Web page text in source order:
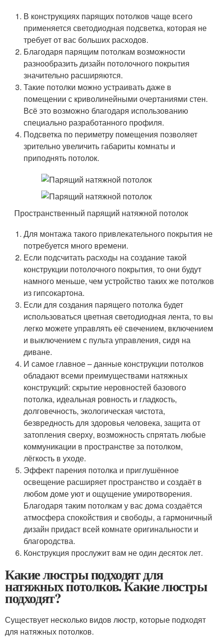
В конструкциях парящих потолков чаще всего
применяется светодиодная подсветка, которая не
требует от вас больших расходов.
Благодаря парящим потолкам возможности
разнообразить дизайн потолочного покрытия
значительно расширяются.
Такие потолки можно устраивать даже в
помещении с криволинейными очертаниями стен.
Всё это возможно благодаря использованию
специально разработанного профиля.
Подсветка по периметру помещения позволяет
зрительно увеличить габариты комнаты и
приподнять потолок.
Пространственный парящий натяжной потолок
Для монтажа такого привлекательного покрытия не
потребуется много времени.
Если подсчитать расходы на создание такой
конструкции потолочного покрытия, то они будут
намного меньше, чем устройство таких же потолков
из гипсокартона.
Если для создания парящего потолка будет
использоваться цветная светодиодная лента, то вы
легко можете управлять её свечением, включением
и выключением с пульта управления, сидя на
диване.
И самое главное – данные конструкции потолков
обладают всеми преимуществами натяжных
конструкций: скрытие неровностей базового
потолка, идеальная ровность и гладкость,
долговечность, экологическая чистота,
безвредность для здоровья человека, защита от
затопления сверху, возможность спрятать любые
коммуникации в пространстве за потолком,
лёгкость в уходе.
Эффект парения потолка и приглушённое
освещение расширяет пространство и создаёт в
любом доме уют и ощущение умиротворения.
Благодаря таким потолкам у вас дома создаётся
атмосфера спокойствия и свободы, а гармоничный
дизайн придаст всей комнате оригинальности и
благородства.
Конструкция прослужит вам не один десяток лет.
Какие люстры подходят для
натяжных потолков. Какие люстры
подходят?
Существует несколько видов люстр, которые подходят
для натяжных потолков.